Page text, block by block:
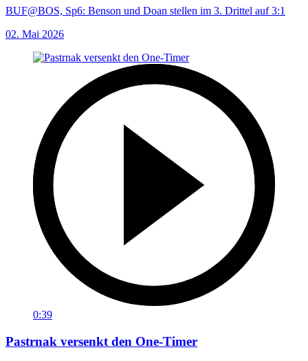
BUF@BOS, Sp6: Benson und Doan stellen im 3. Drittel auf 3:1
02. Mai 2026
0:39
Pastrnak versenkt den One-Timer